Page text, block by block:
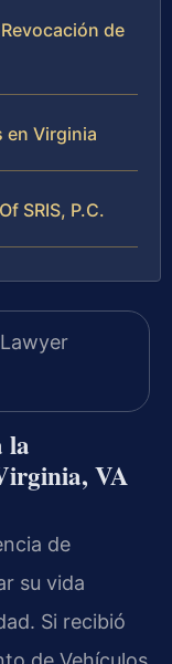
de
en Virginia
SRIS, P.C.
la
VA
de
su vida
Si recibió